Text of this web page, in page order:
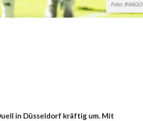
Foto: IMAGO
in Düsseldorf kräftig um. Mit